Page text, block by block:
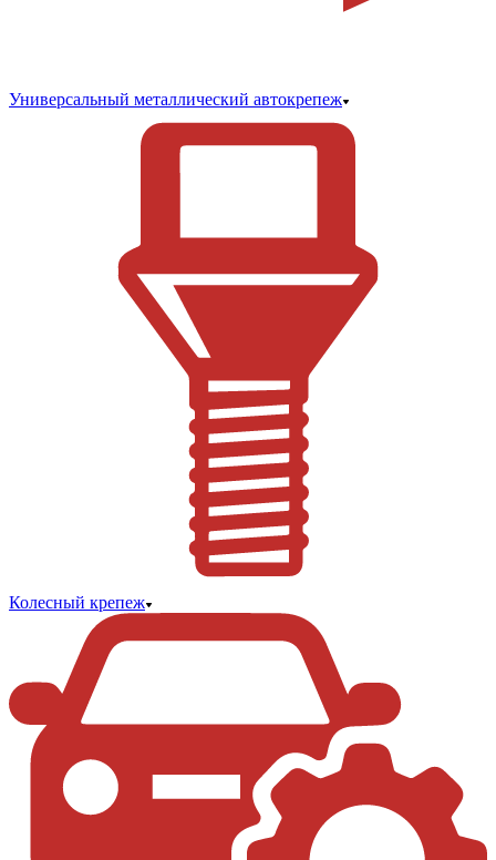
Универсальный металлический автокрепеж
Колесный крепеж